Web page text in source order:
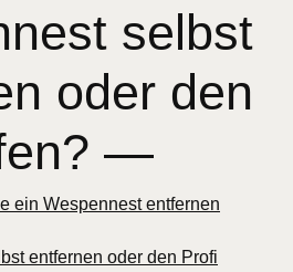
selbst
oder den
—
ein Wespennest entfernen
entfernen oder den Profi